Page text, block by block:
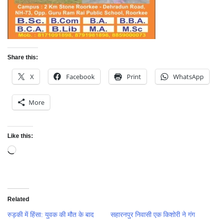
Share this:
X Facebook Print WhatsApp
More
Like this:
Loading…
Related
रुड़की में हिंसा: युवक की मौत के बाद
सहारनपुर निवासी एक किशोरी ने गंग